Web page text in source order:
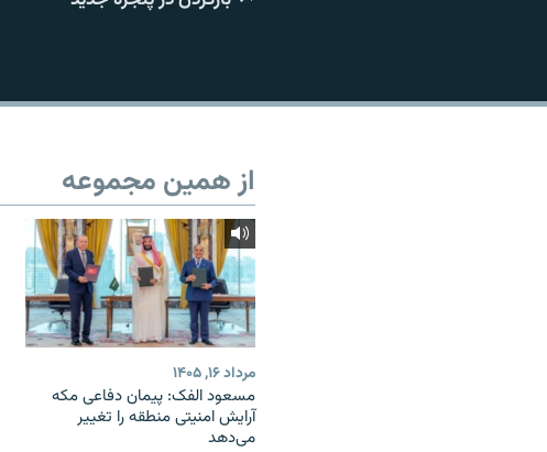
از همین مجموعه
مرداد ۱۶, ۱۴۰۵
مسعود الفک: پیمان دفاعی مکه
آرایش امنیتی منطقه را تغییر
می‌دهد